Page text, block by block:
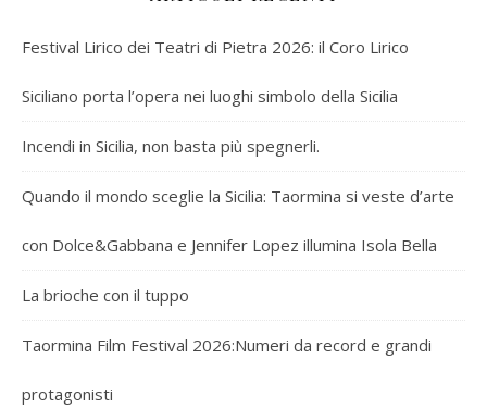
Festival Lirico dei Teatri di Pietra 2026: il Coro Lirico
Siciliano porta l’opera nei luoghi simbolo della Sicilia
Incendi in Sicilia, non basta più spegnerli.
Quando il mondo sceglie la Sicilia: Taormina si veste d’arte
con Dolce&Gabbana e Jennifer Lopez illumina Isola Bella
La brioche con il tuppo
Taormina Film Festival 2026:Numeri da record e grandi
protagonisti